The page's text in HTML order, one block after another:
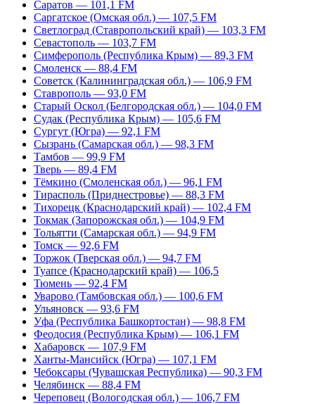
Саратов — 101,1 FM
Саргатское (Омская обл.) — 107,5 FM
Светлоград (Ставропольский край) — 103,3 FM
Севастополь — 103,7 FM
Симферополь (Республика Крым) — 89,3 FM
Смоленск — 88,4 FM
Советск (Калининградская обл.) — 106,9 FM
Ставрополь — 93,0 FM
Старый Оскол (Белгородская обл.) — 104,0 FM
Судак (Республика Крым) — 105,6 FM
Сургут (Югра) — 92,1 FM
Сызрань (Самарская обл.) — 98,3 FM
Тамбов — 99,9 FM
Тверь — 89,4 FM
Тёмкино (Смоленская обл.) — 96,1 FM
Тирасполь (Приднестровье) — 88,3 FM
Тихорецк (Краснодарский край) — 102,4 FM
Токмак (Запорожская обл.) — 104,9 FM
Тольятти (Самарская обл.) — 94,9 FM
Томск — 92,6 FM
Торжок (Тверская обл.) — 94,7 FM
Туапсе (Краснодарский край) — 106,5
Тюмень — 92,4 FM
Уварово (Тамбовская обл.) — 100,6 FM
Ульяновск — 93,6 FM
Уфа (Республика Башкортостан) — 98,8 FM
Феодосия (Республика Крым) — 106,1 FM
Хабаровск — 107,9 FM
Ханты-Мансийск (Югра) — 107,1 FM
Чебоксары (Чувашская Республика) — 90,3 FM
Челябинск — 88,4 FM
Череповец (Вологодская обл.) — 106,7 FM